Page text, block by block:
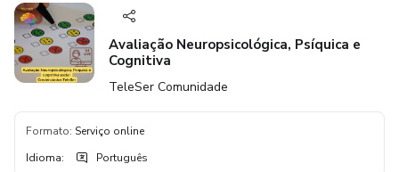
Avaliação Neuropsicológica, Psíquica e
Cognitiva
TeleSer Comunidade
Formato: Serviço online
Idioma: Português